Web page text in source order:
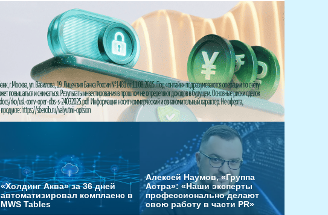
«Холдинг Аква» за 36 дней
автоматизировал комплаенс в
MWS Tables
Алексей Наумов, «Группа
Астра»: «Наши эксперты
профессионально делают
свою работу в части PR»